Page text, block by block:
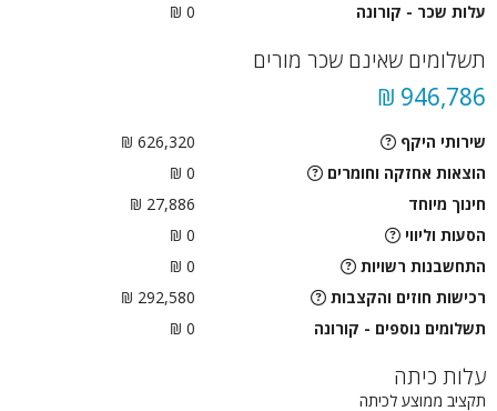
עלות שכר - קורונה
0 ₪
תשלומים שאינם שכר מורים
946,786 ₪
שירותי היקף
626,320 ₪
הוצאות אחזקה וחומרים
0 ₪
חינוך מיוחד
27,886 ₪
הסעות וליווי
0
₪
התחשבנות רשויות
0
₪
רכישות חוזים והקצבות
292,580 ₪
תשלומים נוספים - קורונה
0 ₪
עלות כיתה
תקציב ממוצע לכיתה